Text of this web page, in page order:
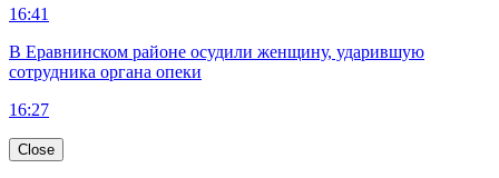
16:41
В Еравнинском районе осудили женщину, ударившую
сотрудника органа опеки
16:27
Close